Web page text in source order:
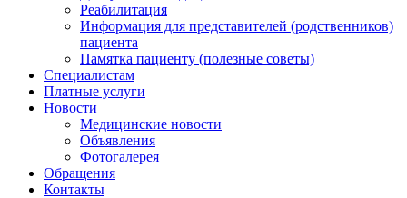
Реабилитация
Информация для представителей (родственников)
пациента
Памятка пациенту (полезные советы)
Специалистам
Платные услуги
Новости
Медицинские новости
Объявления
Фотогалерея
Обращения
Контакты